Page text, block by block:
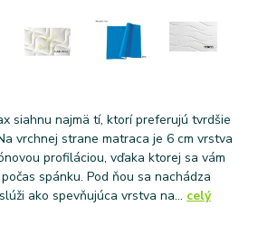
siahnu najmä tí, ktorí preferujú tvrdšie
vrchnej strane matraca je 6 cm vrstva
profiláciou, vďaka ktorej sa vám
spánku. Pod ňou sa nachádza
ako spevňujúca vrstva na... celý